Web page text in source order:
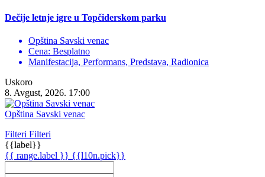
Dečije letnje igre u Topčiderskom parku
Opština Savski venac
Cena: Besplatno
Manifestacija, Performans, Predstava, Radionica
Uskoro
8. Avgust, 2026. 17:00
Opština Savski venac
Filteri Filteri
{{label}}
{{ range.label }} {{l10n.pick}}